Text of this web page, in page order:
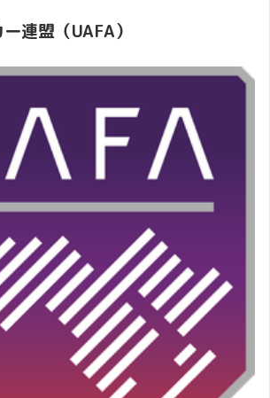
連盟（UAFA）